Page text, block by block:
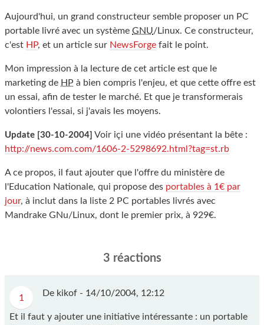
Aujourd'hui, un grand constructeur semble proposer un PC
portable livré avec un système GNU/Linux. Ce constructeur,
c'est HP, et un article sur NewsForge fait le point.
Mon impression à la lecture de cet article est que le
marketing de HP à bien compris l'enjeu, et que cette offre est
un essai, afin de tester le marché. Et que je transformerais
volontiers l'essai, si j'avais les moyens.
Update [30-10-2004] Voir içi une vidéo présentant la bête :
http://news.com.com/1606-2-5298692.html?tag=st.rb
A ce propos, il faut ajouter que l'offre du ministère de
l'Education Nationale, qui propose des portables à 1€ par
jour, à inclut dans la liste 2 PC portables livrés avec
Mandrake GNu/Linux, dont le premier prix, à 929€.
3 réactions
1 De kikof - 14/10/2004, 12:12
Et il faut y ajouter une initiative intéressante : un portable